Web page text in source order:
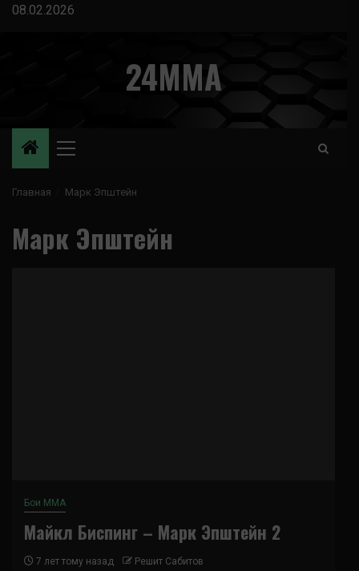
Перейти
08.02.2026
24MMA
Основное
Главная Марк Эпштейн
Марк Эпштейн
Бои ММА
Майкл Биспинг – Марк Эпштейн 2
7 лет тому назад Решит Сабитов